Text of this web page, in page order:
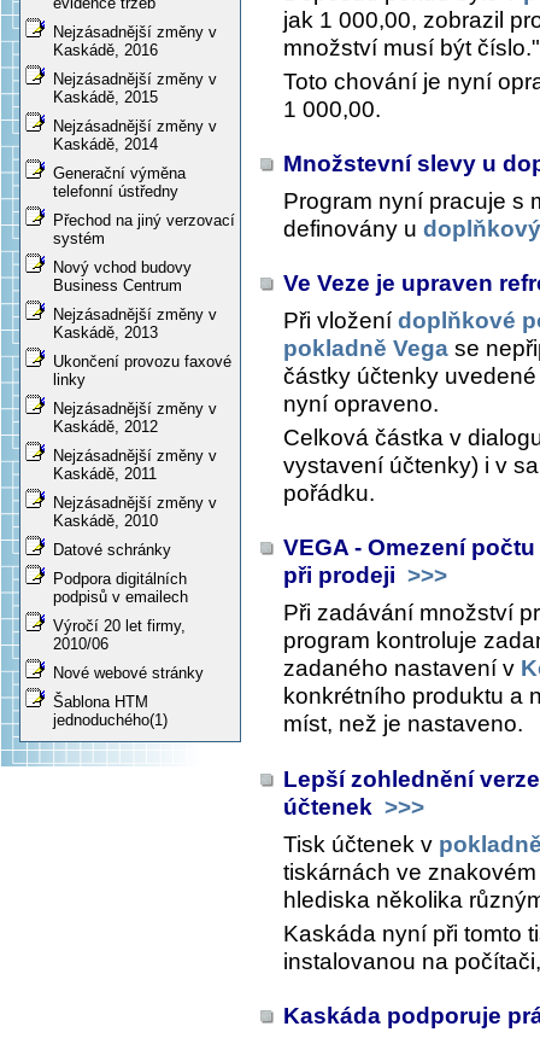
Nejzásadnější změny v
Kaskádě, 2016
Nejzásadnější změny v
Kaskádě, 2015
Nejzásadnější změny v
Kaskádě, 2014
Generační výměna
telefonní ústředny
Přechod na jiný verzovací
systém
Nový vchod budovy
Business Centrum
Nejzásadnější změny v
Kaskádě, 2013
Ukončení provozu faxové
linky
Nejzásadnější změny v
Kaskádě, 2012
Nejzásadnější změny v
Kaskádě, 2011
Nejzásadnější změny v
Kaskádě, 2010
Datové schránky
Podpora digitálních
podpisů v emailech
Výročí 20 let firmy,
2010/06
Nové webové stránky
Šablona HTM
jednoduchého(1)
jak 1 000,00, zobrazil
množství musí být číslo."
Toto chování je nyní
1 000,00.
Množstevní slevy u
Program nyní pracuje s
definovány u
Ve Veze je upraven
Při vložení doplňkové
pokladně Vega se
částky účtenky
nyní opraveno.
Celková částka v
vystavení účtenky) i v
pořádku.
VEGA - Omezení
při prodeji >>>
Při zadávání množství
program kontroluje
zadaného nastavení v
konkrétního produktu a
míst, než je nastaveno.
Lepší zohlednění
účtenek >>>
Tisk účtenek v
tiskárnách ve
hlediska několika
Kaskáda nyní při tomto
instalovanou na
Kaskáda podporuje